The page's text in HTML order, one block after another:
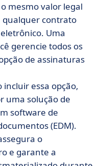
mesmo valor legal
qualquer contrato
Uma
gerencie todos os
de assinaturas
essa opção,
uma solução de
software de
(EDM).
o
e garante a